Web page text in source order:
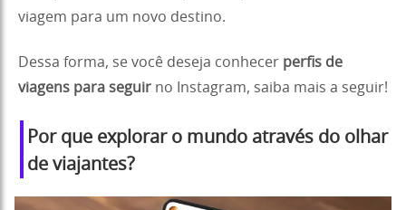
viagem para um novo destino.
Dessa forma, se você deseja conhecer perfis de
viagens para seguir no Instagram, saiba mais a seguir!
Por que explorar o mundo através do olhar
de viajantes?